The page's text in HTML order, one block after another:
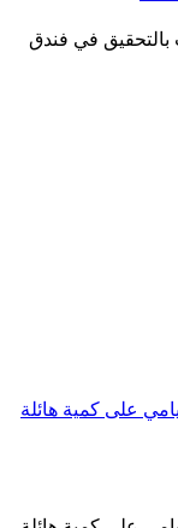
في فندق
على كمية هائلة